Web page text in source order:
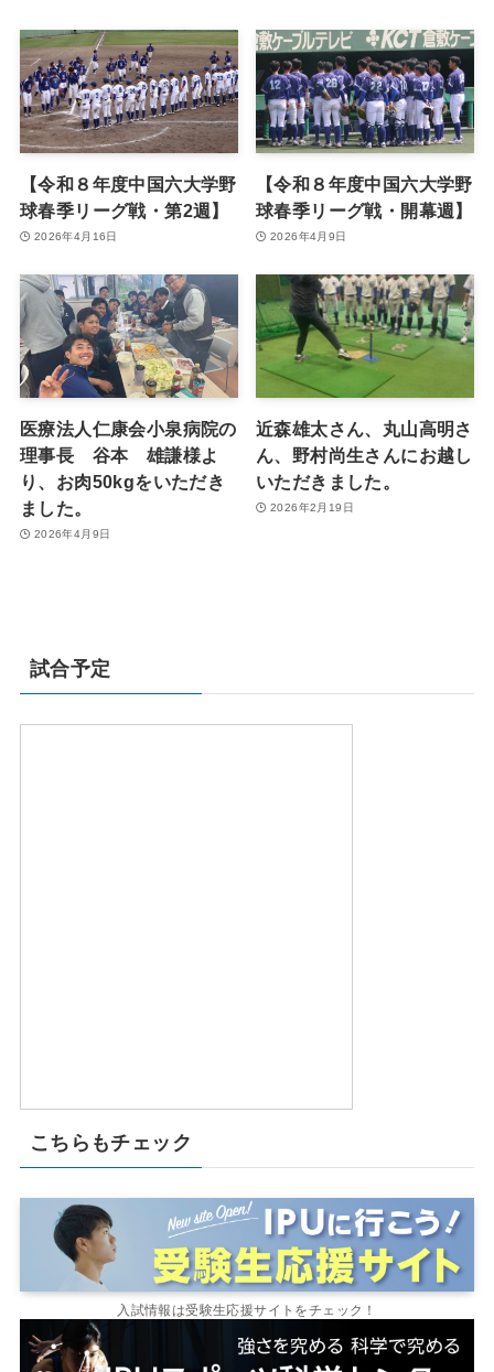
【令和８年度中国六大学野
球春季リーグ戦・第2週】
2026年4月16日
【令和８年度中国六大学野
球春季リーグ戦・開幕週】
2026年4月9日
医療法人仁康会小泉病院の
理事長 谷本 雄謙様よ
り、お肉50kgをいただき
ました。
2026年4月9日
近森雄太さん、丸山高明さ
ん、野村尚生さんにお越し
いただきました。
2026年2月19日
試合予定
こちらもチェック
入試情報は受験生応援サイトをチェック！